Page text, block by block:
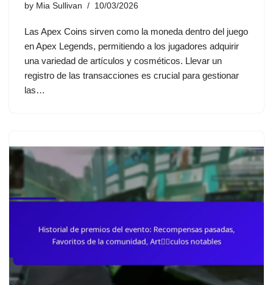
by Mia Sullivan 10/03/2026
Las Apex Coins sirven como la moneda dentro del juego
en Apex Legends, permitiendo a los jugadores adquirir
una variedad de artículos y cosméticos. Llevar un
registro de las transacciones es crucial para gestionar
las…